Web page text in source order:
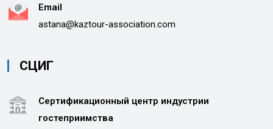
Email
astana@kaztour-association.com
СЦИГ
Сертификационный центр индустрии
гостеприимства